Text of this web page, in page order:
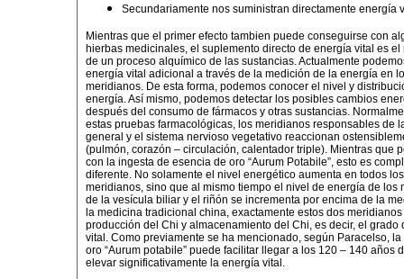
Secundariamente nos suministran directamente energía
Mientras que el primer efecto tambien puede conseguirse con
hierbas medicinales, el suplemento directo de energía vital es el
de un proceso alquímico de las sustancias. Actualmente
energía vital adicional a través de la medición de la energía en
meridianos. De esta forma, podemos conocer el nivel y
energía. Así mismo, podemos detectar los posibles cambios
después del consumo de fármacos y otras sustancias.
estas pruebas farmacológicas, los meridianos responsables de
general y el sistema nervioso vegetativo reaccionan
(pulmón, corazón – circulación, calentador triple). Mientras que
con la ingesta de esencia de oro “Aurum Potabile”, esto es
diferente. No solamente el nivel energético aumenta en todos los
meridianos, sino que al mismo tiempo el nivel de energía de los
de la vesícula biliar y el riñón se incrementa por encima de la
la medicina tradicional china, exactamente estos dos
producción del Chi y almacenamiento del Chi, es decir, el grado
vital. Como previamente se ha mencionado, según Paracelso,
oro “Aurum potabile” puede facilitar llegar a los 120 – 140 años
elevar significativamente la energía vital.